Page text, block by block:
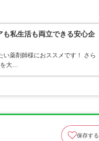
私生活も両立できる安心企
薬剤師様におススメです！ さら
を大…
保存する